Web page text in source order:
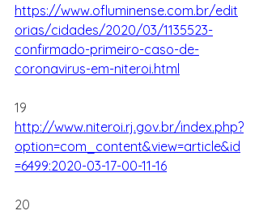
https://www.ofluminense.com.br/edit
orias/cidades/2020/03/1135523-
confirmado-primeiro-caso-de-
coronavirus-em-niteroi.html
19
http://www.niteroi.rj.gov.br/index.php?
option=com_content&view=article&id
=6499:2020-03-17-00-11-16
20